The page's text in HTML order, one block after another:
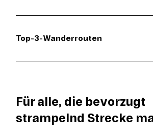
Top-3-Wanderrouten
Für alle, die bevorzugt
strampelnd Strecke